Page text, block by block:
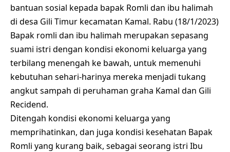
bantuan sosial kepada bapak Romli dan ibu halimah
di desa Gili Timur kecamatan Kamal. Rabu (18/1/2023)
Bapak romli dan ibu halimah merupakan sepasang
suami istri dengan kondisi ekonomi keluarga yang
terbilang menengah ke bawah, untuk memenuhi
kebutuhan sehari-harinya mereka menjadi tukang
angkut sampah di peruhaman graha Kamal dan Gili
Recidend.
Ditengah kondisi ekonomi keluarga yang
memprihatinkan, dan juga kondisi kesehatan Bapak
Romli yang kurang baik, sebagai seorang istri Ibu